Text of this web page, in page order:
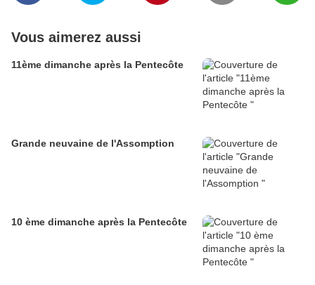
Vous aimerez aussi
11ème dimanche après la Pentecôte
Grande neuvaine de l'Assomption
10 ème dimanche après la Pentecôte